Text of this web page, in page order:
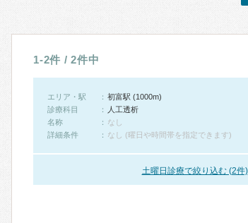
1-2件 / 2件中
エリア・駅
初富駅 (1000m)
診療科目
人工透析
名称
なし
詳細条件
なし (曜日や時間帯を指定できます)
土曜日診療で絞り込む (2件)